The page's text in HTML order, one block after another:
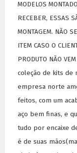
MODELOS
RECEBER, ESSAS
MONTAGEM. NÃO
ITEM CASO O
PRODUTO NÃO
coleção de kits de
empresa norte
feitos, com um
aço bem finas, e
tudo por encaixe
é de suas